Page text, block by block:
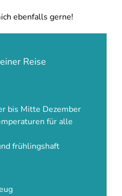
ebenfalls gerne!
Reise
bis Mitte Dezember
für alle
frühlingshaft